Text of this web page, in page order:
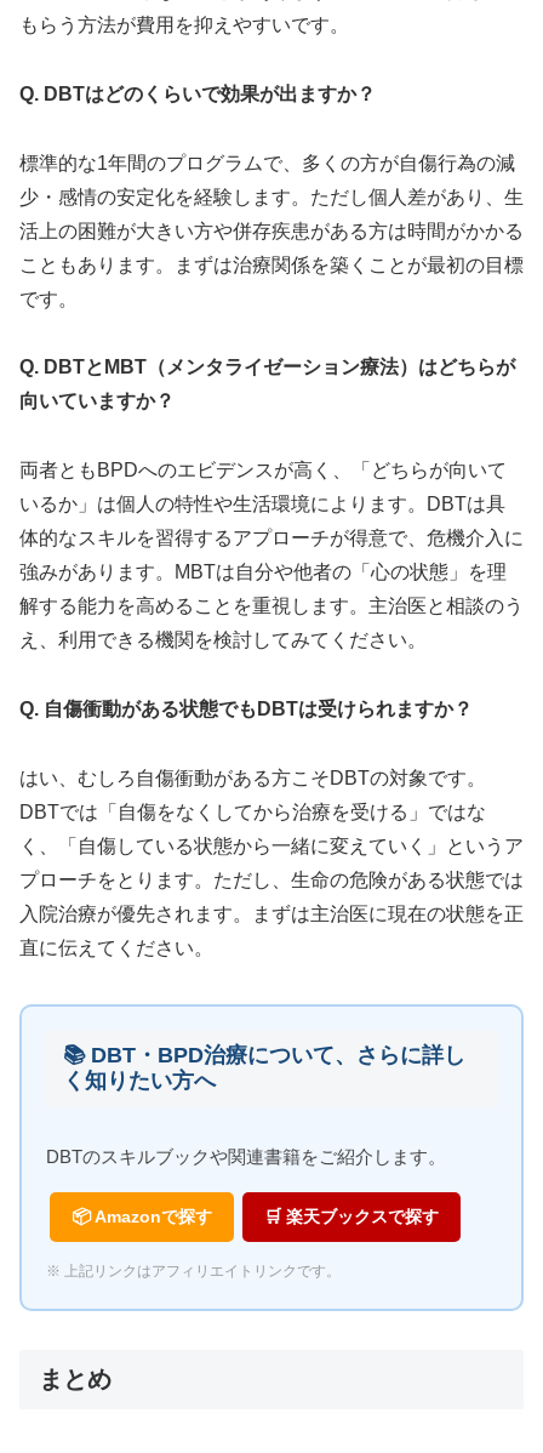
もらう方法が費用を抑えやすいです。
Q. DBTはどのくらいで効果が出ますか？
標準的な1年間のプログラムで、多くの方が自傷行為の減
少・感情の安定化を経験します。ただし個人差があり、生
活上の困難が大きい方や併存疾患がある方は時間がかかる
こともあります。まずは治療関係を築くことが最初の目標
です。
Q. DBTとMBT（メンタライゼーション療法）はどちらが
向いていますか？
両者ともBPDへのエビデンスが高く、「どちらが向いて
いるか」は個人の特性や生活環境によります。DBTは具
体的なスキルを習得するアプローチが得意で、危機介入に
強みがあります。MBTは自分や他者の「心の状態」を理
解する能力を高めることを重視します。主治医と相談のう
え、利用できる機関を検討してみてください。
Q. 自傷衝動がある状態でもDBTは受けられますか？
はい、むしろ自傷衝動がある方こそDBTの対象です。
DBTでは「自傷をなくしてから治療を受ける」ではな
く、「自傷している状態から一緒に変えていく」というア
プローチをとります。ただし、生命の危険がある状態では
入院治療が優先されます。まずは主治医に現在の状態を正
直に伝えてください。
📚 DBT・BPD治療について、さらに詳し
く知りたい方へ
DBTのスキルブックや関連書籍をご紹介します。
📦 Amazonで探す 🛒 楽天ブックスで探す
※ 上記リンクはアフィリエイトリンクです。
まとめ